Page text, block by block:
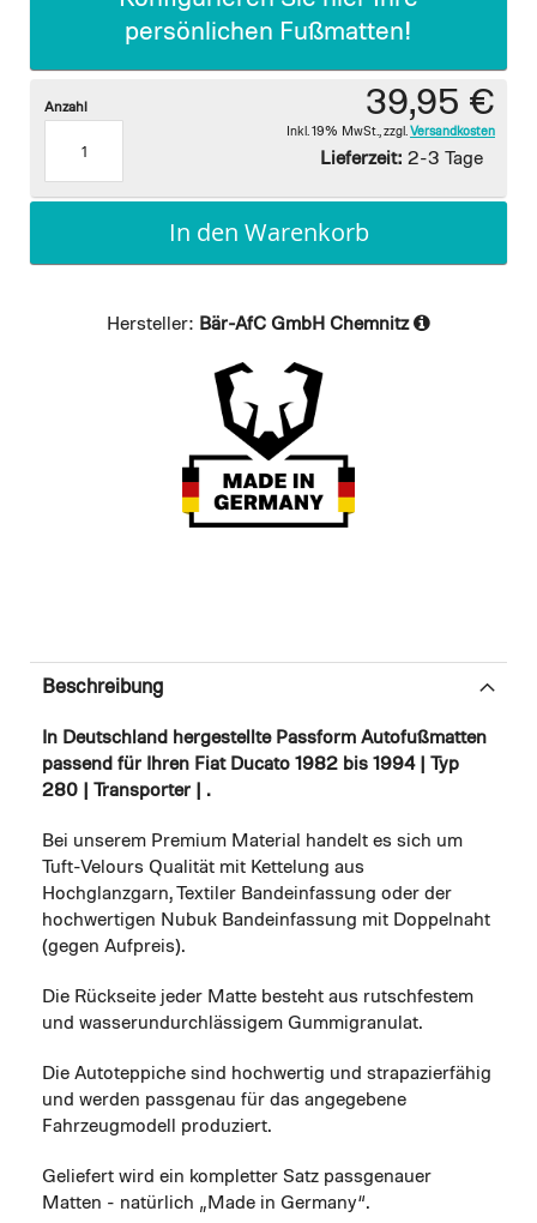
persönlichen Fußmatten!
39,95 €
Inkl. 19% MwSt. zzgl. Versandkosten
Lieferzeit: 2-3 Tage
Anzahl
In den Warenkorb
Hersteller: Bär-AfC GmbH Chemnitz
Beschreibung
In Deutschland hergestellte Passform Autofußmatten
passend für Ihren Fiat Ducato 1982 bis 1994 | Typ
280 | Transporter | .
Bei unserem Premium Material handelt es sich um
Tuft-Velours Qualität mit Kettelung aus
Hochglanzgarn, Textiler Bandeinfassung oder der
hochwertigen Nubuk Bandeinfassung mit Doppelnaht
(gegen Aufpreis).
Die Rückseite jeder Matte besteht aus rutschfestem
und wasserundurchlässigem Gummigranulat.
Die Autoteppiche sind hochwertig und strapazierfähig
und werden passgenau für das angegebene
Fahrzeugmodell produziert.
Geliefert wird ein kompletter Satz passgenauer
Matten - natürlich „Made in Germany“.